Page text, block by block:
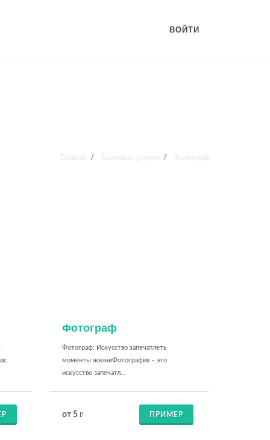
ВОЙТИ
Главная Бытовые услуги Фотограф
Фотограф
Фотограф: Искусство запечатлеть
моменты жизниФотография – это
искусство запечатл...
от 5₽ ПРИМЕР